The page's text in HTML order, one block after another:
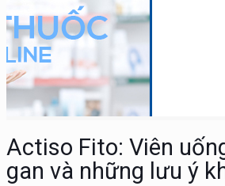
Actiso Fito: Viên
gan và những lưu ý